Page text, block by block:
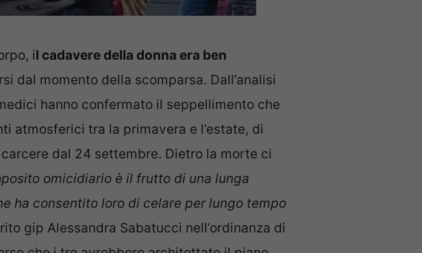
il cadavere della donna era ben
dal momento della scomparsa. Dall’analisi
hanno confermato il seppellimento che
atmosferici tra la primavera e l’estate, di
dal 24 settembre. Dietro la morte ci
omicidiario è il frutto di una lunga
ha consentito loro di celare per lungo tempo
gip Alessandra Sabatucci nell’ordinanza di